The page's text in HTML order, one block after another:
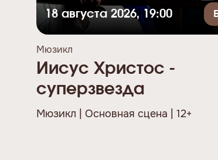
18 августа 2026, 19:00
Мюзикл
Иисус Христос -
суперзвезда
Мюзикл | Основная сцена | 12+